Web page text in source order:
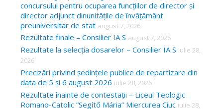
concursului pentru ocuparea funcțiilor de director și
director adjunct dinunitățile de învățământ
preuniversitar de stat august 7, 2026
Rezultate finale – Consilier IA S august 7, 2026
Rezultate la selecția dosarelor – Consilier IA S iulie 28,
2026
Precizări privind ședințele publice de repartizare din
data de 5 și 6 august 2026 iulie 28, 2026
Rezultate înainte de contestații – Liceul Teologic
Romano-Catolic “Segítő Mária” Miercurea Ciuc iulie 28,